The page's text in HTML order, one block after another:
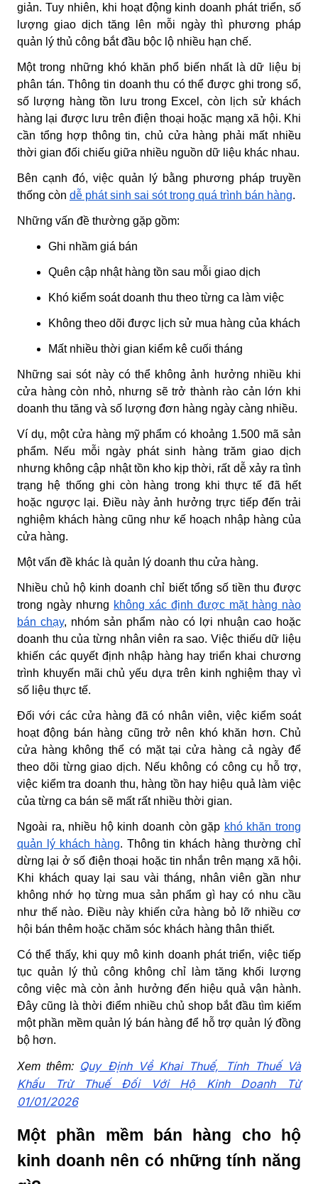
giản. Tuy nhiên, khi hoạt động kinh doanh phát triển, số
lượng giao dịch tăng lên mỗi ngày thì phương pháp
quản lý thủ công bắt đầu bộc lộ nhiều hạn chế.
Một trong những khó khăn phổ biến nhất là dữ liệu bị
phân tán. Thông tin doanh thu có thể được ghi trong sổ,
số lượng hàng tồn lưu trong Excel, còn lịch sử khách
hàng lại được lưu trên điện thoại hoặc mạng xã hội. Khi
cần tổng hợp thông tin, chủ cửa hàng phải mất nhiều
thời gian đối chiếu giữa nhiều nguồn dữ liệu khác nhau.
Bên cạnh đó, việc quản lý bằng phương pháp truyền
thống còn dễ phát sinh sai sót trong quá trình bán hàng.
Những vấn đề thường gặp gồm:
Ghi nhầm giá bán
Quên cập nhật hàng tồn sau mỗi giao dịch
Khó kiểm soát doanh thu theo từng ca làm việc
Không theo dõi được lịch sử mua hàng của khách
Mất nhiều thời gian kiểm kê cuối tháng
Những sai sót này có thể không ảnh hưởng nhiều khi
cửa hàng còn nhỏ, nhưng sẽ trở thành rào cản lớn khi
doanh thu tăng và số lượng đơn hàng ngày càng nhiều.
Ví dụ, một cửa hàng mỹ phẩm có khoảng 1.500 mã sản
phẩm. Nếu mỗi ngày phát sinh hàng trăm giao dịch
nhưng không cập nhật tồn kho kịp thời, rất dễ xảy ra tình
trạng hệ thống ghi còn hàng trong khi thực tế đã hết
hoặc ngược lại. Điều này ảnh hưởng trực tiếp đến trải
nghiệm khách hàng cũng như kế hoạch nhập hàng của
cửa hàng.
Một vấn đề khác là quản lý doanh thu cửa hàng.
Nhiều chủ hộ kinh doanh chỉ biết tổng số tiền thu được
trong ngày nhưng không xác định được mặt hàng nào
bán chạy, nhóm sản phẩm nào có lợi nhuận cao hoặc
doanh thu của từng nhân viên ra sao. Việc thiếu dữ liệu
khiến các quyết định nhập hàng hay triển khai chương
trình khuyến mãi chủ yếu dựa trên kinh nghiệm thay vì
số liệu thực tế.
Đối với các cửa hàng đã có nhân viên, việc kiểm soát
hoạt động bán hàng cũng trở nên khó khăn hơn. Chủ
cửa hàng không thể có mặt tại cửa hàng cả ngày để
theo dõi từng giao dịch. Nếu không có công cụ hỗ trợ,
việc kiểm tra doanh thu, hàng tồn hay hiệu quả làm việc
của từng ca bán sẽ mất rất nhiều thời gian.
Ngoài ra, nhiều hộ kinh doanh còn gặp khó khăn trong
quản lý khách hàng. Thông tin khách hàng thường chỉ
dừng lại ở số điện thoại hoặc tin nhắn trên mạng xã hội.
Khi khách quay lại sau vài tháng, nhân viên gần như
không nhớ họ từng mua sản phẩm gì hay có nhu cầu
như thế nào. Điều này khiến cửa hàng bỏ lỡ nhiều cơ
hội bán thêm hoặc chăm sóc khách hàng thân thiết.
Có thể thấy, khi quy mô kinh doanh phát triển, việc tiếp
tục quản lý thủ công không chỉ làm tăng khối lượng
công việc mà còn ảnh hưởng đến hiệu quả vận hành.
Đây cũng là thời điểm nhiều chủ shop bắt đầu tìm kiếm
một phần mềm quản lý bán hàng để hỗ trợ quản lý đồng
bộ hơn.
Xem thêm: Quy Định Về Khai Thuế, Tính Thuế Và
Khấu Trừ Thuế Đối Với Hộ Kinh Doanh Từ
01/01/2026
Một phần mềm bán hàng cho hộ
kinh doanh nên có những tính năng